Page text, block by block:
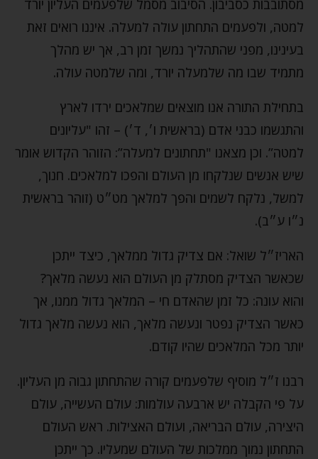
מסתובבות כסביבון. הסיבוב מסמל שלפעמים העליון יורד
למטה, ולפעמים התחתון עולה למעלה. איננו רואים זאת
בעינינו, מפני שהתהליך נמשך זמן רב, אך יש מהלך
מתמיד שבו מה שלמעלה יורד, ומה שלמטה עולה.
בתחילת התורה אנו מוצאים שמלאכים ירדו לארץ
והתגשמו כבני אדם (בראשית ו׳, ד׳) – זהו "עליונים
למטה”. וכן מצאנו "תחתונים למעלה”: הזוהר הקדוש אומר
שיש אנשים שנלקחו מן העולם והפכו למלאכים. חנוך,
למשל, נלקח לשמים והפך למלאך מט״ט (זוהר בראשית
נ״ו ע״ב).
האריז״ל שואל: אם צדיק גדול ממלאך, כיצד ייתכן
שכאשר הצדיק מסתלק מן העולם הוא נעשה מלאך?
והוא עונה: כל זמן שהאדם חי – המלאך גדול ממנו, אך
כאשר הצדיק נפטר ונעשה מלאך, הוא נעשה מלאך גדול
יותר מכל המלאכים שהיו קודם.
רבנו ז״ל מוסיף שלפעמים קורה שהתחתון גבוה מן העליון.
על פי הקבלה יש ארבעה עולמות: עולם העשייה, עולם
היצירה, עולם הבריאה, ועולם האצילות. ראש העולם
התחתון נמוך ממלכות של העולם שמעליו. כך ייתכן